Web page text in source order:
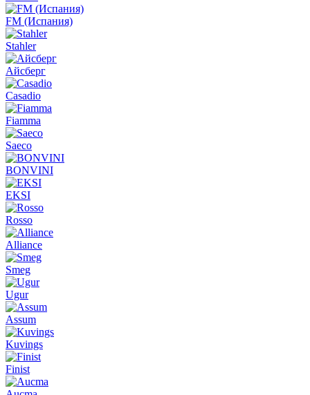
FM (Испания)
Stahler
Айсберг
Casadio
Fiamma
Saeco
BONVINI
EKSI
Rosso
Alliance
Smeg
Ugur
Assum
Kuvings
Finist